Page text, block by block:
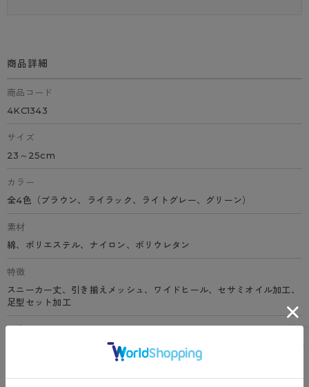
商品詳細
商品コード
4KC1343
サイズ
23～25cm
カラー
全4色（ブラウン、ライラック、ライトグレー、グリーン）
素材
綿、ポリエステル、ナイロン、ポリウレタン
特徴
スニーカー丈、引き揃えメッシュ、ワイドヒール、セサミオイル加工、
足型セット加工
原産国